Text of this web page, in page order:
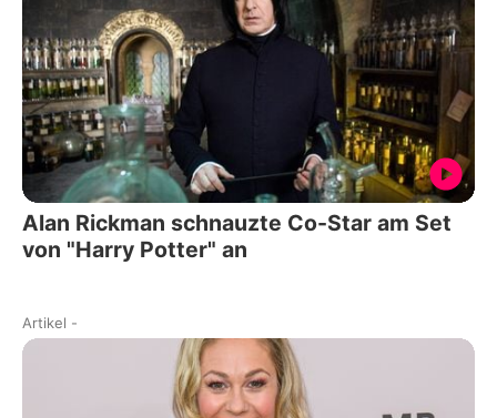
Alan Rickman schnauzte Co-Star am Set
von "Harry Potter" an
Artikel -